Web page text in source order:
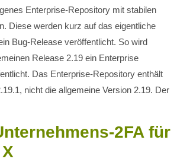
Enterprise-Repository mit stabilen
Diese werden kurz auf das eigentliche
Bug-Release veröffentlicht. So wird
Release 2.19 ein Enterprise
Das Enterprise-Repository enthält
nicht die allgemeine Version 2.19. Der
2FA für